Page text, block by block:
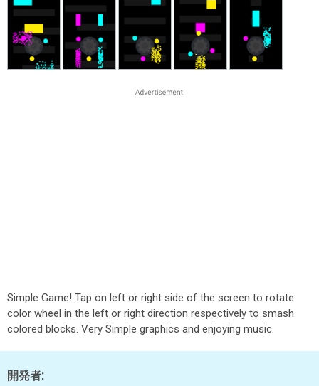
Simple Game! Tap on left or right side of the screen to rotate
color wheel in the left or right direction respectively to smash
colored blocks. Very Simple graphics and enjoying music.
開発者: